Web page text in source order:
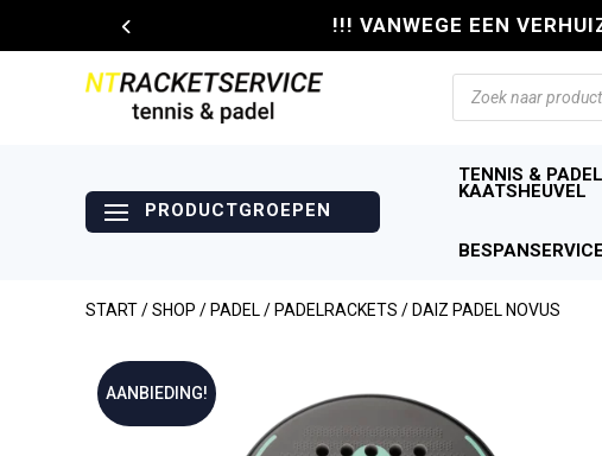
!!! VANWEGE EEN
Producten
zoeken
TENNIS &
KAATSHEUVEL
BESPANSERVICE
START/SHOP / PADEL / PADELRACKETS / DAIZ PADEL NOVUS
AANBIEDING!